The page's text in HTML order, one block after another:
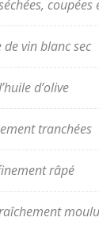
coupées
vin blanc sec
d’olive
tranchées
râpé